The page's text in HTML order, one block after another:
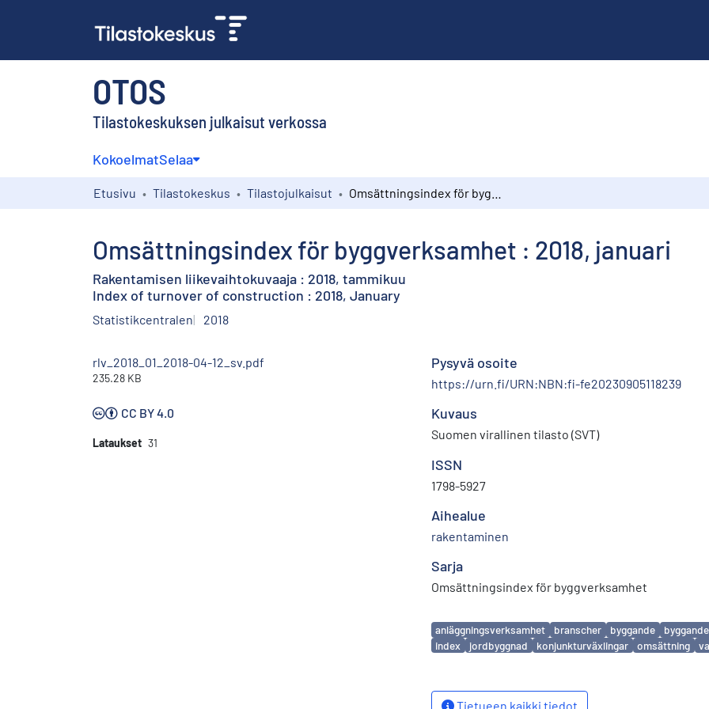
OTOS
Tilastokeskuksen julkaisut verkossa
KokoelmatSelaa
Etusivu Tilastokeskus Tilastojulkaisut
Omsättningsindex för byggverksamhet : 2018, januari
Rakentamisen liikevaihtokuvaaja : 2018, tammikuu
Index of turnover of construction : 2018, January
Statistikcentralen 2018
rlv_2018_01_2018-04-12_sv.pdf
235.28 KB
CC BY 4.0
Lataukset 31
Pysyvä osoite
https://urn.fi/URN:NBN:fi-fe20230905118239
Kuvaus
Suomen virallinen tilasto (SVT)
ISSN
1798-5927
Aihealue
rakentaminen
Sarja
Omsättningsindex för byggverksamhet
Avainsanat
anläggningsverksamhet branscher byggande
index
jordbyggnad konjunkturväxlingar omsättning
Tietueen kaikki tiedot